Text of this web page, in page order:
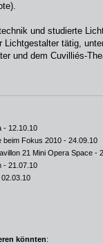
und studierte
tätig,
und dem Cuvilliés-
- 12.10.10
beim Fokus 2010 - 24.09.10
21 Mini Opera Space -
- 21.07.10
02.03.10
könnten: